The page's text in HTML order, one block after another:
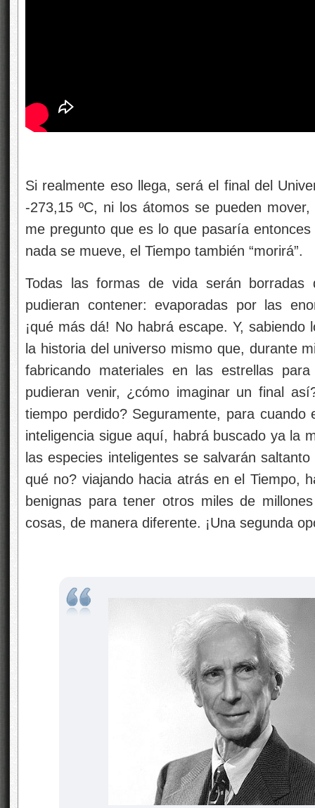
Si realmente eso llega, será el final del
-273,15 ºC, ni los átomos se pueden
me pregunto que es lo que pasaría
nada se mueve, el Tiempo también “morirá”.
Todas las formas de vida serán
pudieran contener: evaporadas por las
¡qué más dá! No habrá escape. Y,
la historia del universo mismo que, durante
fabricando materiales en las estrellas
pudieran venir, ¿cómo imaginar un final
tiempo perdido? Seguramente, para
inteligencia sigue aquí, habrá buscado ya la
las especies inteligentes se salvarán
qué no? viajando hacia atrás en el Tiempo,
benignas para tener otros miles de
cosas, de manera diferente. ¡Una segunda